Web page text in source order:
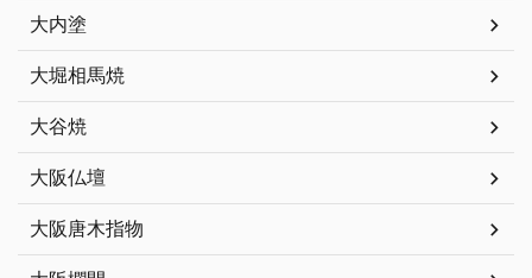
大内塗
大堀相馬焼
大谷焼
大阪仏壇
大阪唐木指物